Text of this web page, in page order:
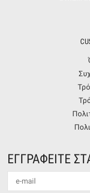
ΕΓΓΡΑΦΕΙΤΕ
Newsletter
mail